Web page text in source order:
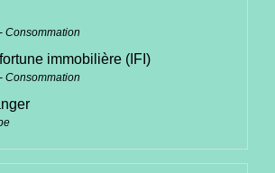
Consommation
immobilière (IFI)
Consommation